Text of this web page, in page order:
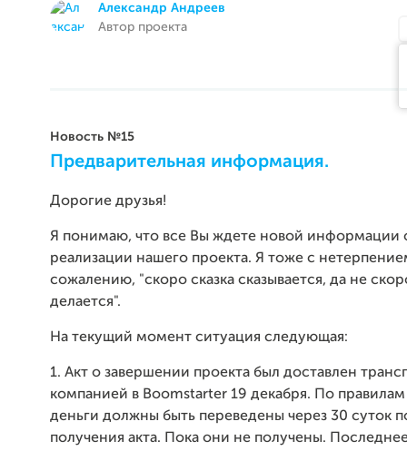
Александр Андреев
Автор проекта
Новость №15
Предварительная информация.
Дорогие друзья!
Я понимаю, что все Вы ждете новой информации
реализации нашего проекта. Я тоже с
сожалению, "скоро сказка сказывается, да не
делается".
На текущий момент ситуация следующая:
1. Акт о завершении проекта был доставлен
компанией в Boomstarter 19 декабря. По
деньги должны быть переведены через 30 суток
получения акта. Пока они не получены.